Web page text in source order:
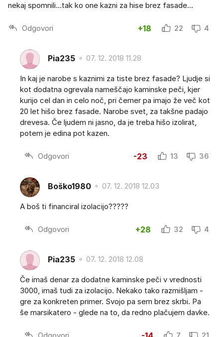
nekaj spomnili...tak ko one kazni za hise brez fasade...
Odgovori +18 22 4
Pia235 07. 12. 2018 11.28
In kaj je narobe s kaznimi za tiste brez fasade? Ljudje si
kot dodatna ogrevala nameščajo kaminske peči, kjer
kurijo cel dan in celo noč, pri čemer pa imajo že več kot
20 let hišo brez fasade. Narobe svet, za takšne padajo
drevesa. Če ljudem ni jasno, da je treba hišo izolirat,
potem je edina pot kazen.
Odgovori -23 13 36
Boško1980 07. 12. 2018 12.03
A boš ti financiral izolacijo?????
Odgovori +28 32 4
Pia235 07. 12. 2018 12.08
Če imaš denar za dodatne kaminske peči v vrednosti
3000, imaš tudi za izolacijo. Nekako tako razmišljam -
gre za konkreten primer. Svojo pa sem brez skrbi. Pa
še marsikatero - glede na to, da redno plačujem davke.
Odgovori